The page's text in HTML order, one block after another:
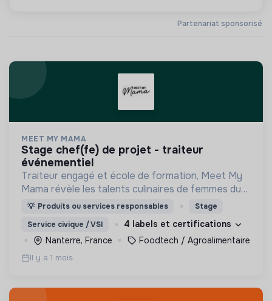
Partenariat sponsorisé
MEET MY MAMA
stage chef(fe) de projet - traiteur
événementiel
Traiteur engagé et école de formation, Meet My
Mama révèle les talents culinaires de femmes du
monde entier pour leur donner le pouvoir de vivre
💡 Produits ou services responsables
Stage
Service civique / VSI
4 labels et certifications
Nanterre, France
Foodtech / Agroalimentaire
Il y a 1 mois